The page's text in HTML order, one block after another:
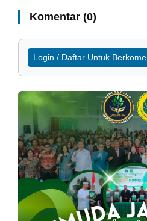
Komentar (0)
Login / Daftar Untuk